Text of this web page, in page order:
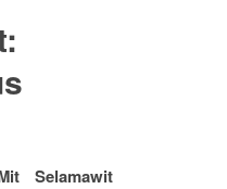
Selamawit